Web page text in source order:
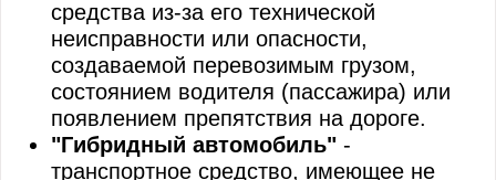
средства из-за его технической
неисправности или опасности,
создаваемой перевозимым грузом,
состоянием водителя (пассажира) или
появлением препятствия на дороге.
"Гибридный автомобиль" -
транспортное средство, имеющее не